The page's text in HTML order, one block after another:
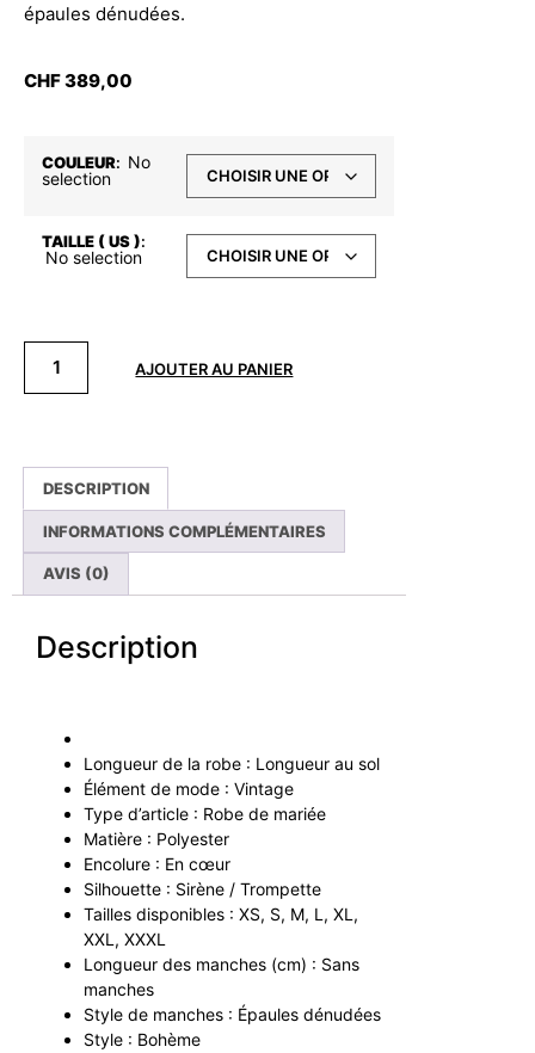
épaules dénudées.
CHF389,00
COULEUR: No
selection
TAILLE ( US ):
No selection
AJOUTER AU PANIER
DESCRIPTION
INFORMATIONS COMPLÉMENTAIRES
AVIS (0)
Description
Longueur de la robe : Longueur au sol
Élément de mode : Vintage
Type d’article : Robe de mariée
Matière : Polyester
Encolure : En cœur
Silhouette : Sirène / Trompette
Tailles disponibles : XS, S, M, L, XL,
XXL, XXXL
Longueur des manches (cm) : Sans
manches
Style de manches : Épaules dénudées
Style : Bohème